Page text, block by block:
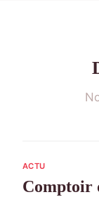
ACTU
Comptoir